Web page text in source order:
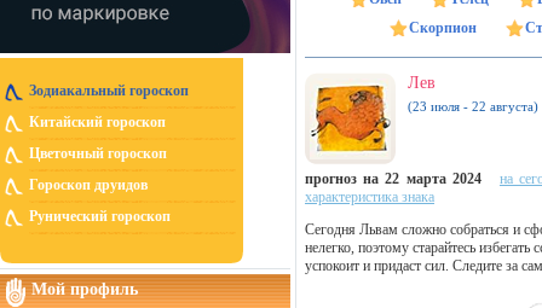
Зодиакальный гороскоп
Китайский гороскоп
Цветочный гороскоп
Гороскоп друидов
Рунический гороскоп
Мой профиль
Скорпион
Лев
(23 июля - 22 августа)
прогноз на 22 марта 2024
на
характеристика знака
Сегодня Львам сложно собраться и
нелегко, поэтому старайтесь
успокоит и придаст сил. Следите за